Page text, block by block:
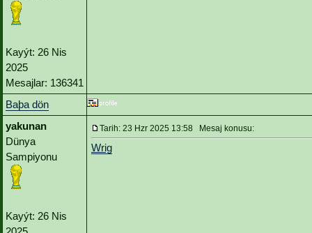
Kayýt: 26 Nis
2025
Mesajlar: 136341
Baþa dön
yakunan
Dünya
Sampiyonu
Kayýt: 26 Nis
Tarih: 23 Hzr 2025 13:58 Mesaj konusu:
Wrig